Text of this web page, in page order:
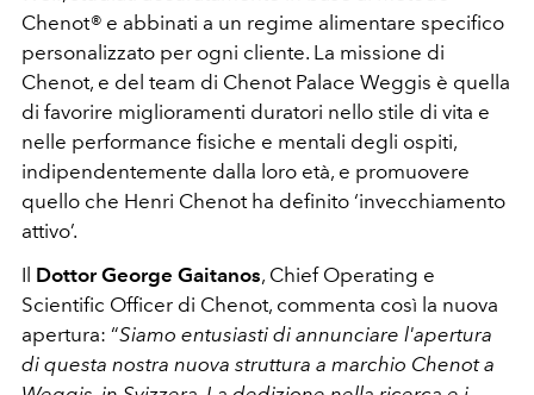
Chenot® e abbinati a un regime alimentare specifico
personalizzato per ogni cliente. La missione di
Chenot, e del team di Chenot Palace Weggis è quella
di favorire miglioramenti duratori nello stile di vita e
nelle performance fisiche e mentali degli ospiti,
indipendentemente dalla loro età, e promuovere
quello che Henri Chenot ha definito ‘invecchiamento
attivo’.
Il Dottor George Gaitanos, Chief Operating e
Scientific Officer di Chenot, commenta così la nuova
apertura: “Siamo entusiasti di annunciare l'apertura
di questa nostra nuova struttura a marchio Chenot a